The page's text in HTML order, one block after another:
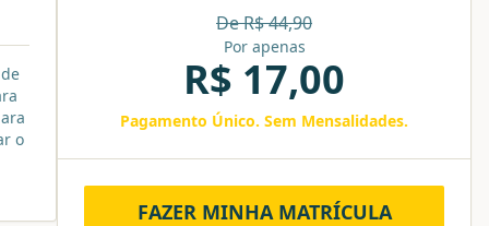
o
De R$44,90
Por apenas
R$ 17,00
Pagamento Único. Sem Mensalidades.
FAZER MINHA MATRÍCULA